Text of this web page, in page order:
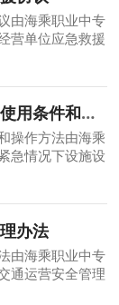
由海乘职业中专
营单位应急救援
议
轨道紧急情况下设施设备使用条件和操作方法
操作方法由海乘
急情况下设施设
急情况下设施设
办法
由海乘职业中专
通运营安全管理